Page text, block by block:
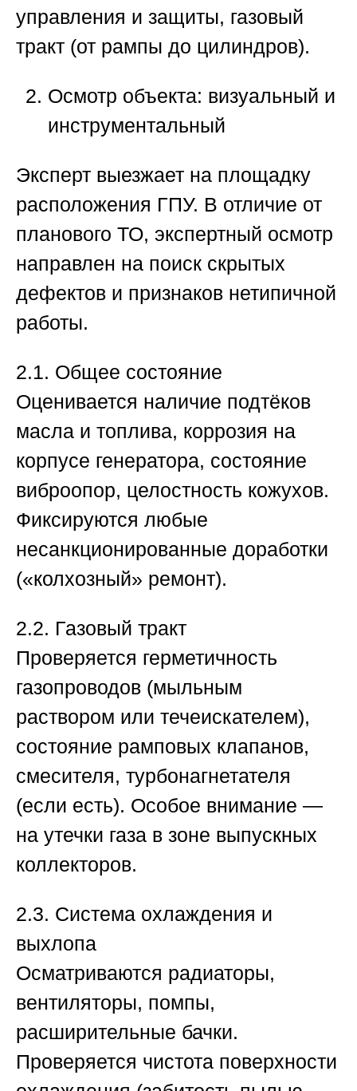
управления и защиты, газовый
тракт (от рампы до цилиндров).
Осмотр объекта: визуальный и
инструментальный
Эксперт выезжает на площадку
расположения ГПУ. В отличие от
планового ТО, экспертный осмотр
направлен на поиск скрытых
дефектов и признаков нетипичной
работы.
2.1. Общее состояние
Оценивается наличие подтёков
масла и топлива, коррозия на
корпусе генератора, состояние
виброопор, целостность кожухов.
Фиксируются любые
несанкционированные доработки
(«колхозный» ремонт).
2.2. Газовый тракт
Проверяется герметичность
газопроводов (мыльным
раствором или течеискателем),
состояние рамповых клапанов,
смесителя, турбонагнетателя
(если есть). Особое внимание —
на утечки газа в зоне выпускных
коллекторов.
2.3. Система охлаждения и
выхлопа
Осматриваются радиаторы,
вентиляторы, помпы,
расширительные бачки.
Проверяется чистота поверхности